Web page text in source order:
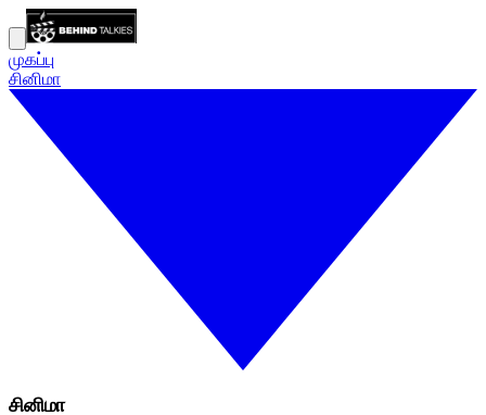
முகப்பு
சினிமா
சினிமா